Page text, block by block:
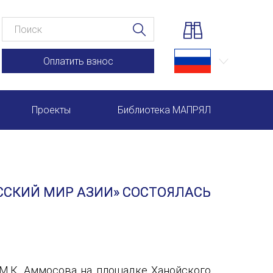
Оплатить взнос
Проекты
Международный форум TERRA RUSISTICA в Рио-де-
Библиотека МАПРЯЛ
МИР АЗИИ» СОСТОЯЛАСЬ
Аммосова на площадке Ханойского